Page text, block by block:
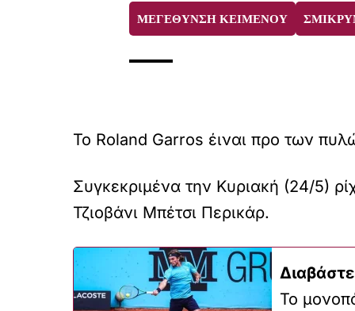
ΜΕΓΕΘΥΝΣΗ ΚΕΙΜΕΝΟΥ
Το Roland Garros έιναι προ των
Συγκεκριμένα την Κυριακή (24/5)
Τζιοβάνι Μπέτσι Περικάρ.
To